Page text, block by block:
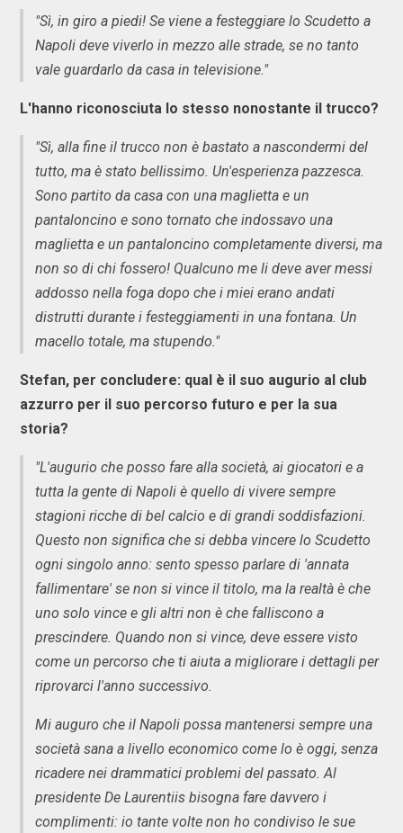
"Sì, in giro a piedi! Se viene a festeggiare lo Scudetto a
Napoli deve viverlo in mezzo alle strade, se no tanto
vale guardarlo da casa in televisione."
L'hanno riconosciuta lo stesso nonostante il trucco?
"Sì, alla fine il trucco non è bastato a nascondermi del
tutto, ma è stato bellissimo. Un'esperienza pazzesca.
Sono partito da casa con una maglietta e un
pantaloncino e sono tornato che indossavo una
maglietta e un pantaloncino completamente diversi, ma
non so di chi fossero! Qualcuno me li deve aver messi
addosso nella foga dopo che i miei erano andati
distrutti durante i festeggiamenti in una fontana. Un
macello totale, ma stupendo."
Stefan, per concludere: qual è il suo augurio al club
azzurro per il suo percorso futuro e per la sua
storia?
"L'augurio che posso fare alla società, ai giocatori e a
tutta la gente di Napoli è quello di vivere sempre
stagioni ricche di bel calcio e di grandi soddisfazioni.
Questo non significa che si debba vincere lo Scudetto
ogni singolo anno: sento spesso parlare di 'annata
fallimentare' se non si vince il titolo, ma la realtà è che
uno solo vince e gli altri non è che falliscono a
prescindere. Quando non si vince, deve essere visto
come un percorso che ti aiuta a migliorare i dettagli per
riprovarci l'anno successivo.
Mi auguro che il Napoli possa mantenersi sempre una
società sana a livello economico come lo è oggi, senza
ricadere nei drammatici problemi del passato. Al
presidente De Laurentiis bisogna fare davvero i
complimenti: io tante volte non ho condiviso le sue